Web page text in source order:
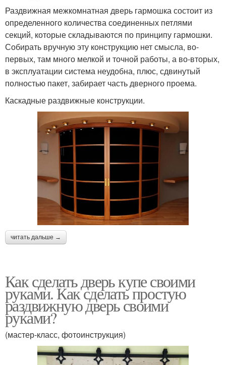
Раздвижная межкомнатная дверь гармошка состоит из
определенного количества соединенных петлями
секций, которые складываются по принципу гармошки.
Собирать вручную эту конструкцию нет смысла, во-
первых, там много мелкой и точной работы, а во-вторых,
в эксплуатации система неудобна, плюс, сдвинутый
полностью пакет, забирает часть дверного проема.
Каскадные раздвижные конструкции.
читать дальше →
Как сделать дверь купе своими
руками. Как сделать простую
раздвижную дверь своими
руками?
(мастер-класс, фотоинструкция)